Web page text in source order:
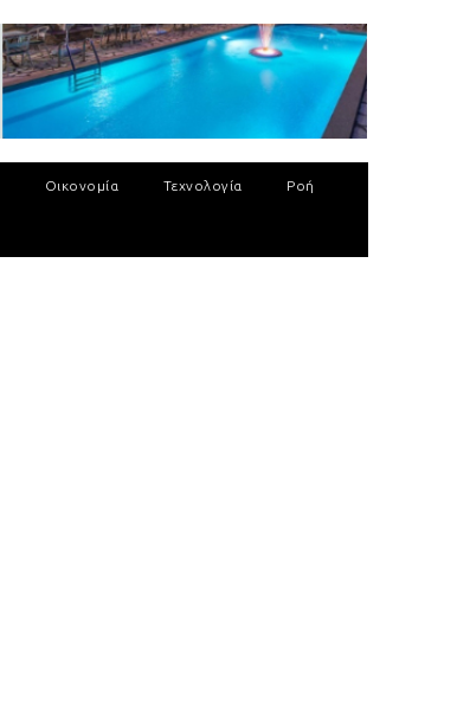
Οικονομία Τεχνολογία Ροή